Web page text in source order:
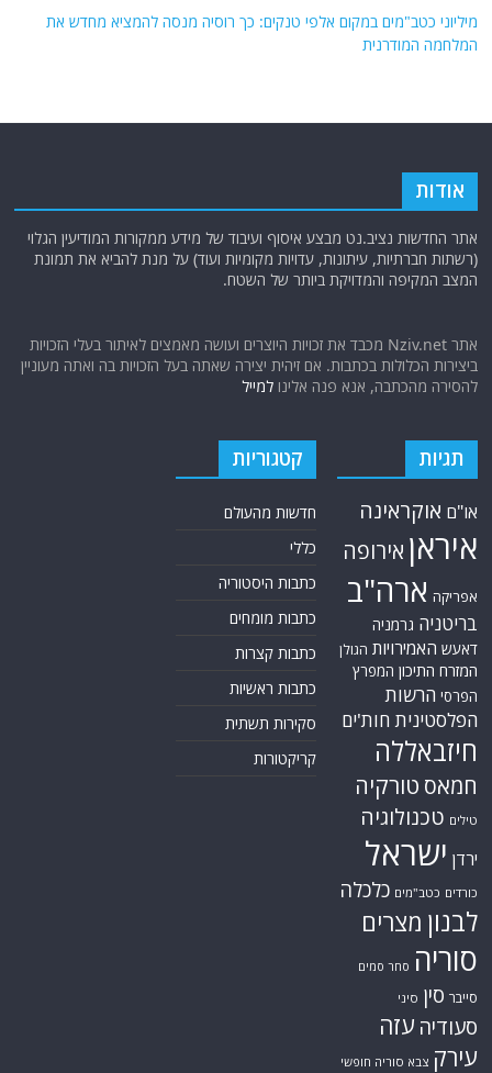
מיליוני כטב"מים במקום אלפי טנקים: כך רוסיה מנסה להמציא מחדש את
המלחמה המודרנית
אודות
אתר החדשות נציב.נט מבצע איסוף ועיבוד של מידע ממקורות המודיעין הגלוי
(רשתות חברתיות, עיתונות, עדויות מקומיות ועוד) על מנת להביא את תמונת
המצב המקיפה והמדויקת ביותר של השטח.
אתר Nziv.net מכבד את זכויות היוצרים ועושה מאמצים לאיתור בעלי הזכויות
ביצירות הכלולות בכתבות. אם זיהית יצירה שאתה בעל הזכויות בה ואתה מעוניין
להסירה מהכתבה, אנא פנה אלינולמייל
תגיות
או"ם אוקראינה
איראן אירופה
אפריקה ארה"ב
בריטניה גרמניה
דאעש האמירויות הגולן
המזרח התיכון המפרץ
הפרסי הרשות
הפלסטינית חות'ים
חיזבאללה
חמאס טורקיה
טילים טכנולוגיה
ירדן ישראל
כורדים כטב"מים כלכלה
לבנון מצרים
סוריה סחר סמים
סייבר סין סיני
סעודיה עזה
עירק צבא סוריה חופשי
קטגוריות
חדשות מהעולם
כללי
כתבות היסטוריה
כתבות מומחים
כתבות קצרות
כתבות ראשיות
סקירות תשתית
קריקטורות